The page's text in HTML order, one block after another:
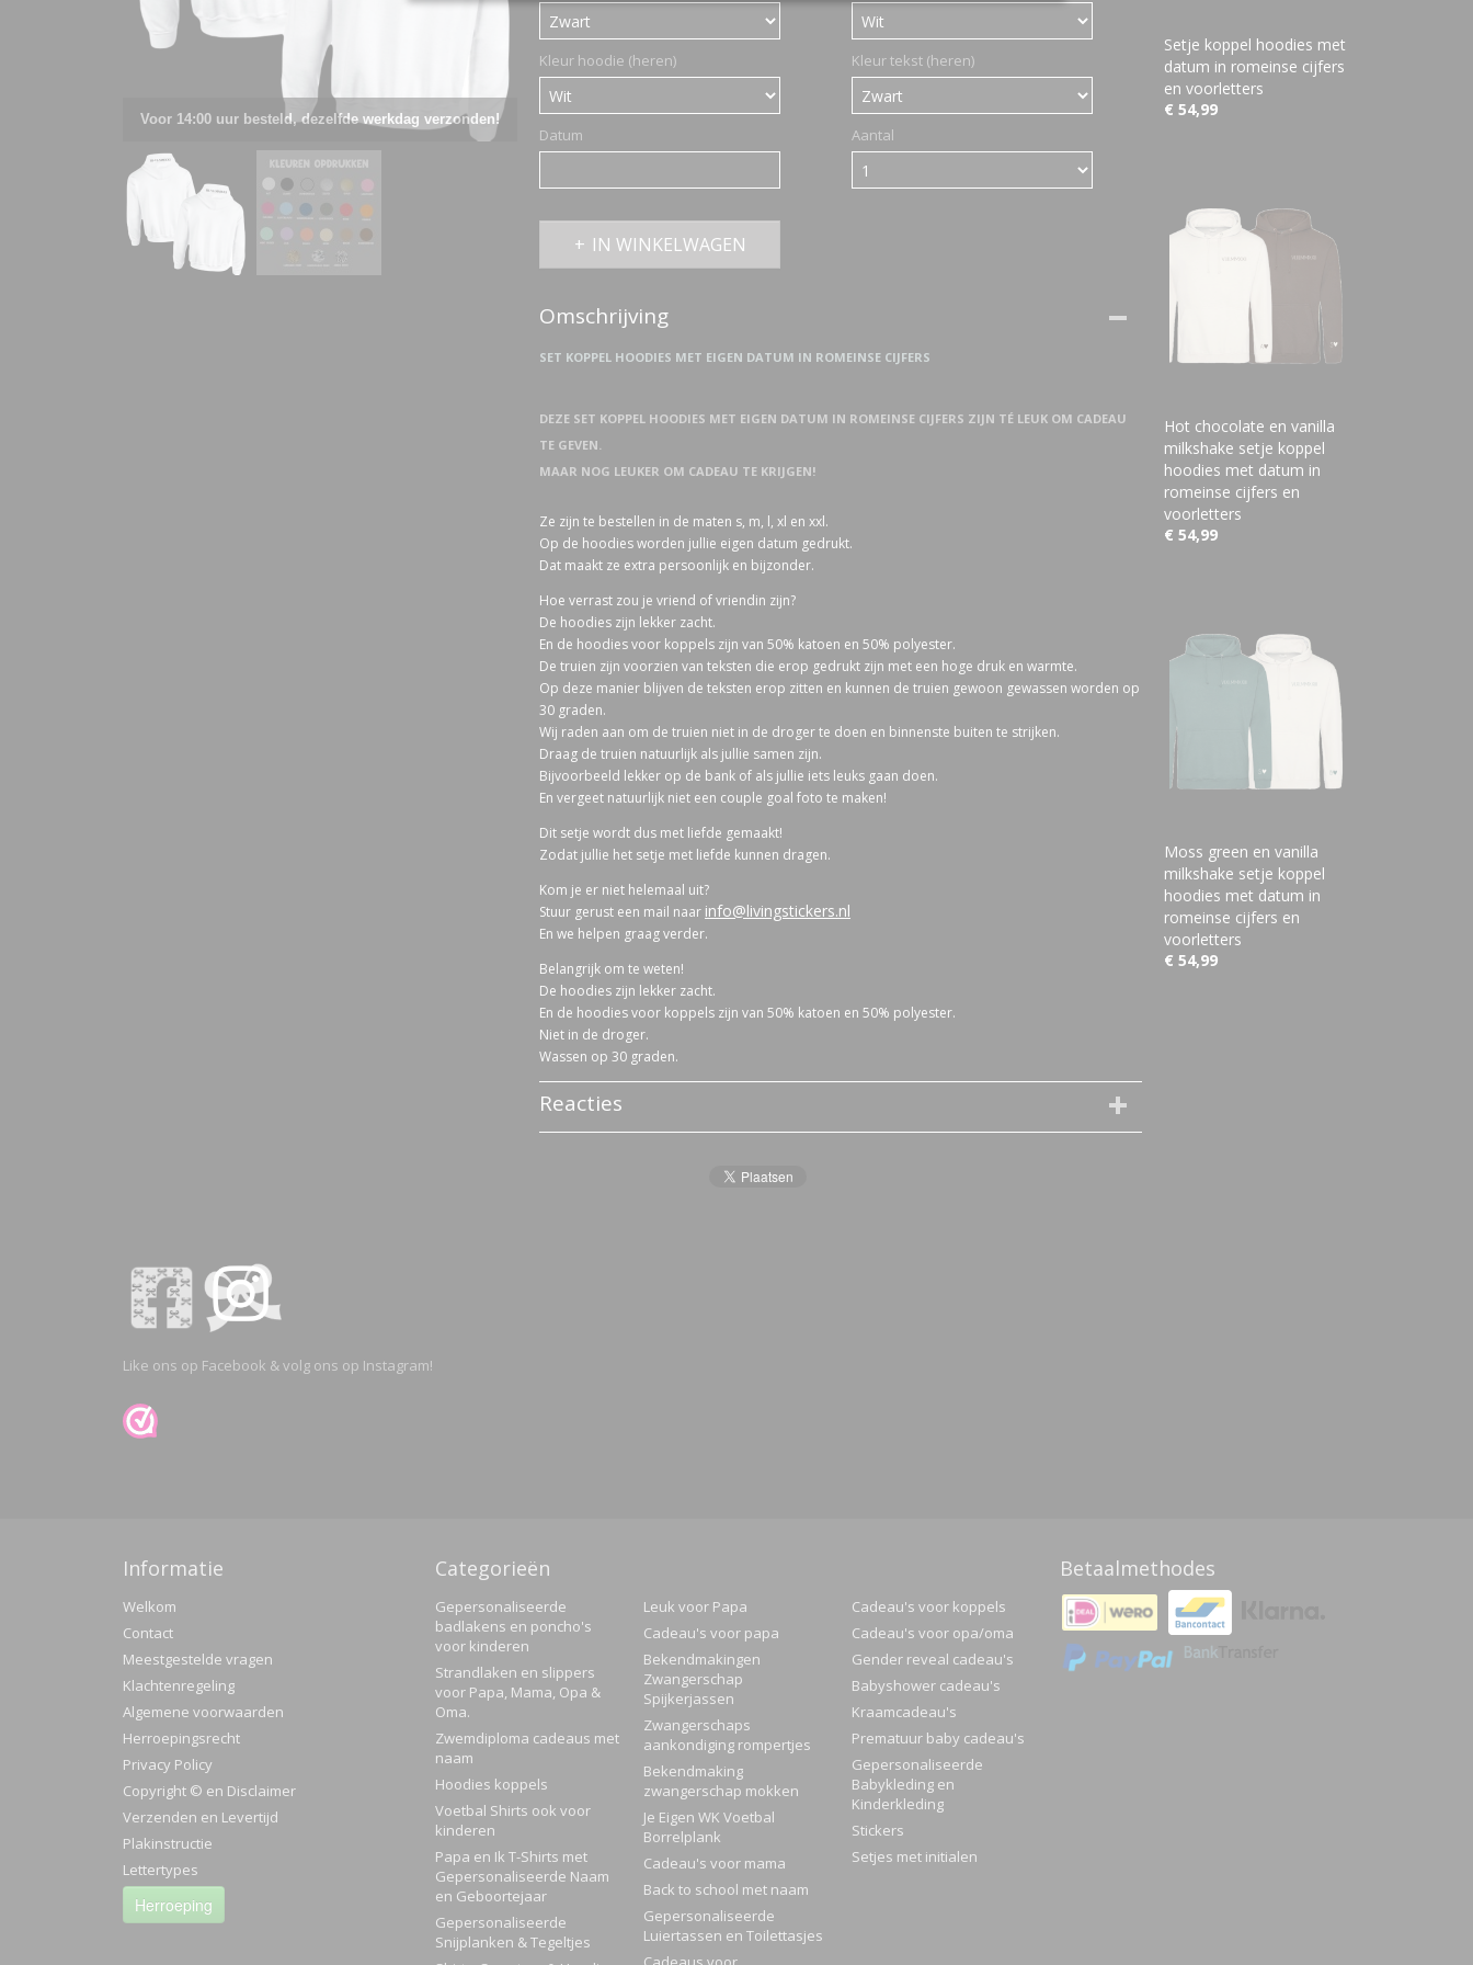
Voor 14:00 uur besteld, dezelfde werkdag verzonden!
Kleur hoodie (heren) Kleur tekst (heren)
Datum Aantal
IN WINKELWAGEN
Omschrijving
SET KOPPEL HOODIES MET EIGEN DATUM IN ROMEINSE CIJFERS
DEZE SET KOPPEL HOODIES MET EIGEN DATUM IN ROMEINSE CIJFERS ZIJN TÉ LEUK OM CADEAU
TE GEVEN.
MAAR NOG LEUKER OM CADEAU TE KRIJGEN!
Ze zijn te bestellen in de maten s, m, l, xl en xxl.
Op de hoodies worden jullie eigen datum gedrukt.
Dat maakt ze extra persoonlijk en bijzonder.
Hoe verrast zou je vriend of vriendin zijn?
De hoodies zijn lekker zacht.
En de hoodies voor koppels zijn van 50% katoen en 50% polyester.
De truien zijn voorzien van teksten die erop gedrukt zijn met een hoge druk en warmte.
Op deze manier blijven de teksten erop zitten en kunnen de truien gewoon gewassen worden op
30 graden.
Wij raden aan om de truien niet in de droger te doen en binnenste buiten te strijken.
Draag de truien natuurlijk als jullie samen zijn.
Bijvoorbeeld lekker op de bank of als jullie iets leuks gaan doen.
En vergeet natuurlijk niet een couple goal foto te maken!
Dit setje wordt dus met liefde gemaakt!
Zodat jullie het setje met liefde kunnen dragen.
Kom je er niet helemaal uit?
Stuur gerust een mail naar info@livingstickers.nl
En we helpen graag verder.
Belangrijk om te weten!
De hoodies zijn lekker zacht.
En de hoodies voor koppels zijn van 50% katoen en 50% polyester.
Niet in de droger.
Wassen op 30 graden.
Reacties
Setje koppel hoodies met
datum in romeinse cijfers
en voorletters
€ 54,99
Hot chocolate en vanilla
milkshake setje koppel
hoodies met datum in
romeinse cijfers en
voorletters
€ 54,99
Moss green en vanilla
milkshake setje koppel
hoodies met datum in
romeinse cijfers en
voorletters
€ 54,99
Like ons op Facebook & volg ons op Instagram!
Informatie
Welkom
Contact
Meestgestelde vragen
Klachtenregeling
Algemene voorwaarden
Herroepingsrecht
Privacy Policy
Copyright © en Disclaimer
Verzenden en Levertijd
Plakinstructie
Lettertypes
Herroeping
Categorieën
Gepersonaliseerde
badlakens en poncho's
voor kinderen
Strandlaken en slippers
voor Papa, Mama, Opa &
Oma.
Zwemdiploma cadeaus met
naam
Hoodies koppels
Voetbal Shirts ook voor
kinderen
Papa en Ik T-Shirts met
Gepersonaliseerde Naam
en Geboortejaar
Gepersonaliseerde
Snijplanken & Tegeltjes
Leuk voor Papa
Cadeau's voor papa
Bekendmakingen
Zwangerschap
Spijkerjassen
Zwangerschaps
aankondiging rompertjes
Bekendmaking
zwangerschap mokken
Je Eigen WK Voetbal
Borrelplank
Cadeau's voor mama
Back to school met naam
Gepersonaliseerde
Luiertassen en Toilettasjes
Cadeau's voor koppels
Cadeau's voor opa/oma
Gender reveal cadeau's
Babyshower cadeau's
Kraamcadeau's
Prematuur baby cadeau's
Gepersonaliseerde
Babykleding en
Kinderkleding
Stickers
Setjes met initialen
Betaalmethodes